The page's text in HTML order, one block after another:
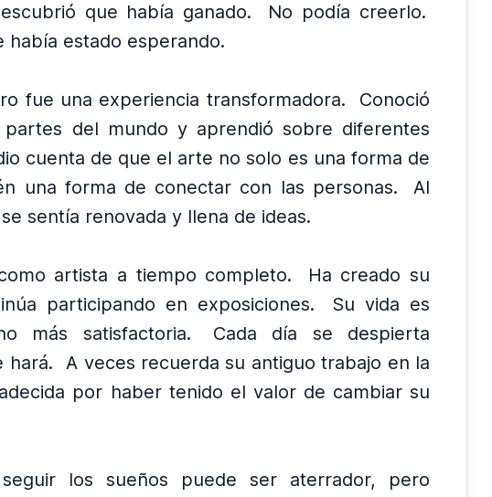
que había ganado.
No podía creerlo.
había estado esperando.
fue una experiencia transformadora.
Conoció
del mundo y aprendió sobre diferentes
cuenta de que el arte no solo es una forma de
una forma de conectar con las personas.
Al
sentía renovada y llena de ideas.
artista a tiempo completo.
Ha creado su
participando en exposiciones.
Su vida es
más satisfactoria.
Cada día se despierta
hará.
A veces recuerda su antiguo trabajo en la
por haber tenido el valor de cambiar su
los sueños puede ser aterrador, pero